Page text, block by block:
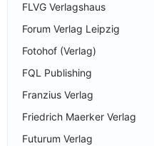
FLVG Verlagshaus
Forum Verlag Leipzig
Fotohof (Verlag)
FQL Publishing
Franzius Verlag
Friedrich Maerker Verlag
Futurum Verlag